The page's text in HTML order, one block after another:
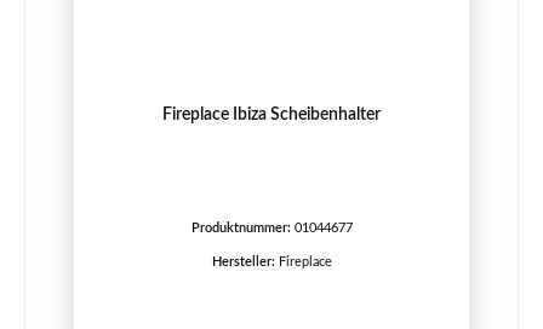
Fireplace Ibiza Scheibenhalter
Produktnummer: 01044677
Hersteller: Fireplace